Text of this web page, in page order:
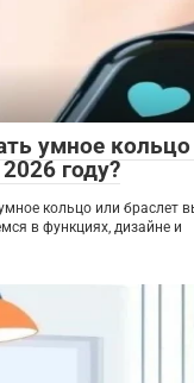
умное кольцо
году?
кольцо или браслет
в функциях, дизайне и